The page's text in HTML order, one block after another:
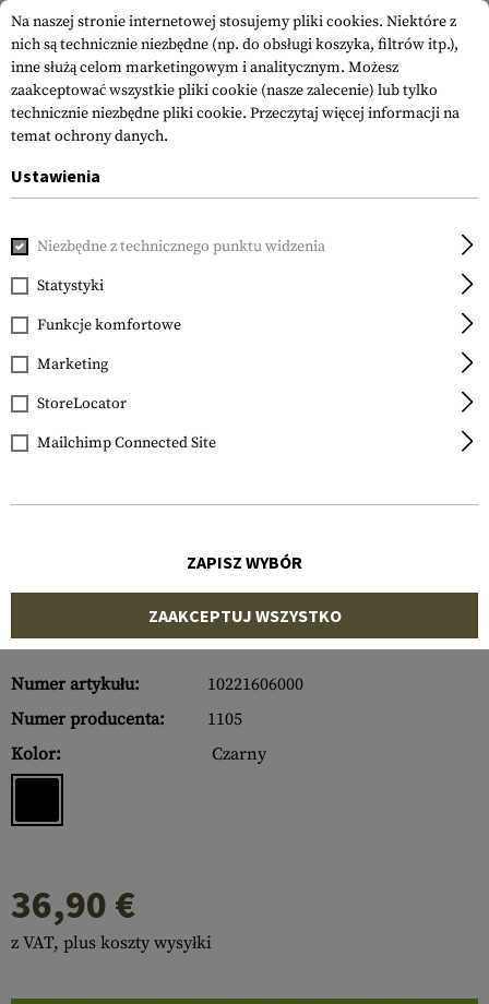
Glock
Expanded Capacity
Magazine for Glock 17 /
34 17+2rds
Numer artykułu:
10221606000
Numer producenta:
1105
Kolor:
Czarny
36,90 €
z VAT, plus koszty wysyłki
Na naszej stronie internetowej stosujemy pliki cookies. Niektóre z
nich są technicznie niezbędne (np. do obsługi koszyka, filtrów itp.),
inne służą celom marketingowym i analitycznym. Możesz
zaakceptować wszystkie pliki cookie (nasze zalecenie) lub tylko
technicznie niezbędne pliki cookie. Przeczytaj więcej informacji na
temat ochrony danych.
Ustawienia
Niezbędne z technicznego punktu widzenia
Statystyki
Funkcje komfortowe
Marketing
StoreLocator
Mailchimp Connected Site
ZAPISZ WYBÓR
ZAAKCEPTUJ WSZYSTKO